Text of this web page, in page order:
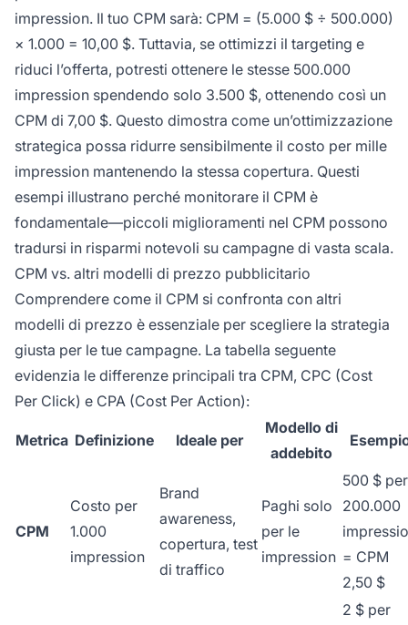
impression. Il tuo CPM sarà: CPM = (5.000 $ ÷ 500.000)
× 1.000 = 10,00 $. Tuttavia, se ottimizzi il targeting e
riduci l’offerta, potresti ottenere le stesse 500.000
impression spendendo solo 3.500 $, ottenendo così un
CPM di 7,00 $. Questo dimostra come un’ottimizzazione
strategica possa ridurre sensibilmente il costo per mille
impression mantenendo la stessa copertura. Questi
esempi illustrano perché monitorare il CPM è
fondamentale—piccoli miglioramenti nel CPM possono
tradursi in risparmi notevoli su campagne di vasta scala.
CPM vs. altri modelli di prezzo pubblicitario
Comprendere come il CPM si confronta con altri
modelli di prezzo è essenziale per scegliere la strategia
giusta per le tue campagne. La tabella seguente
evidenzia le differenze principali tra CPM, CPC (Cost
Per Click) e CPA (Cost Per Action):
Metrica Definizione Ideale per
Modello di
addebito
CPM
Costo per
1.000
impression
Brand
awareness,
copertura, test
di traffico
Paghi solo
per le
impression
500 $ per
200.000
= CPM
2,50 $
2 $ per